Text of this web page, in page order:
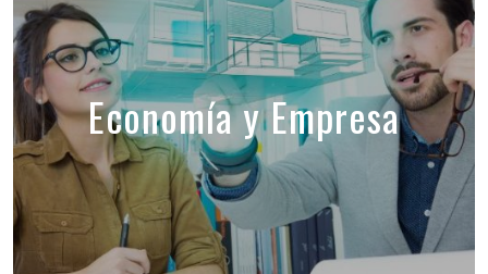
Economía y Empresa